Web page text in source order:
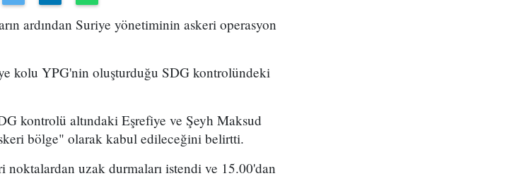
ardından Suriye yönetiminin askeri operasyon
kolu YPG'nin oluşturduğu SDG kontrolündeki
kontrolü altındaki Eşrefiye ve Şeyh Maksud
bölge" olarak kabul edileceğini belirtti.
uzak durmaları istendi ve 15.00'dan